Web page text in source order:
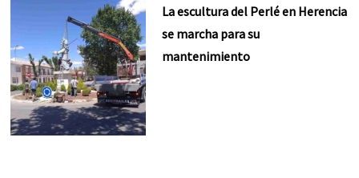
La escultura del Perlé en Herencia
se marcha para su
mantenimiento